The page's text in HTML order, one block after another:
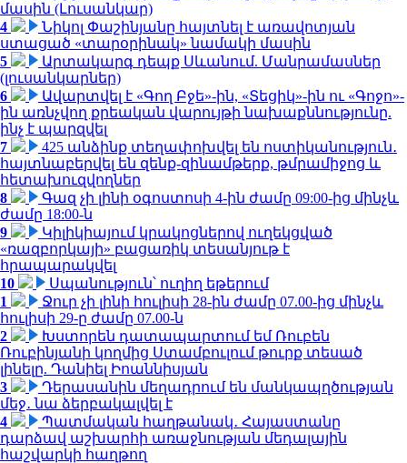
մասին (Լուսանկար)
4
Նիկոլ Փաշինյանը հայտնել է առավոտյան
ստացած «տարօրինակ» նամակի մասին
5
Արտակարգ դեպք Սևանում. Մանրամասներ
(լուսանկարներ)
6
Ավարտվել է «Գող Բջե»-ին, «Տեցիկ»-ին ու «Գոջո»-
ին առնչվող քրեական վարույթի նախաքննությունը.
ինչ է պարզվել
7
425 անձինք տեղափոխվել են ոստիկանություն․
հայտնաբերվել են զենք-զինամթերք, թմրամիջոց և
հետախուզվողներ
8
Գազ չի լինի օգոստոսի 4-ին ժամը 09:00-ից մինչև
ժամը 18:00-ն
9
Կիլիկիայում կրակոցներով ուղեկցված
«ռազբորկայի» բացառիկ տեսանյութ է
հրապարակվել
10
Սպանություն՝ ուղիղ եթերում
1
Ջուր չի լինի հուլիսի 28-ին ժամը 07.00-ից մինչև
հուլիսի 29-ը ժամը 07.00-ն
2
Խստորեն դատապարտում եմ Ռուբեն
Ռուբինյանի կողմից Ստամբուլում թուրք տեսած
լինելը. Դանիել Իոաննիսյան
3
Դերասանին մեղադրում են մանկապղծության
մեջ․ նա ձերբակալվել է
4
Պատմական հաղթանակ․ Հայաստանը
դարձավ աշխարհի առաջնության մեդալային
հաշվարկի հաղթող